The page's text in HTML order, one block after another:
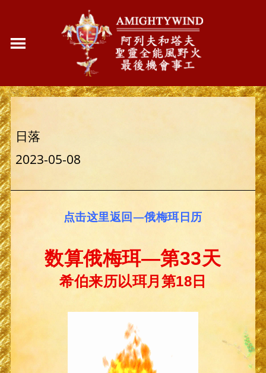
日落
2023-05-08
点击这里返回—俄梅珥日历
数算俄梅珥—第33天
希伯来历以珥月第18日